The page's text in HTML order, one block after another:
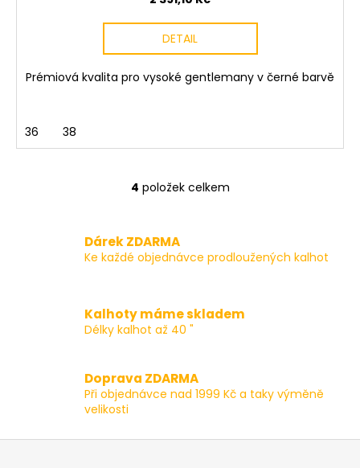
DETAIL
Prémiová kvalita pro vysoké gentlemany v černé barvě
36 38
O
á
d
í
p
v
k
ý
4 položek celkem
Dárek ZDARMA
Ke každé objednávce prodloužených kalhot
Kalhoty máme skladem
Délky kalhot až 40 "
Doprava ZDARMA
Při objednávce nad 1999 Kč a taky výměně
velikosti